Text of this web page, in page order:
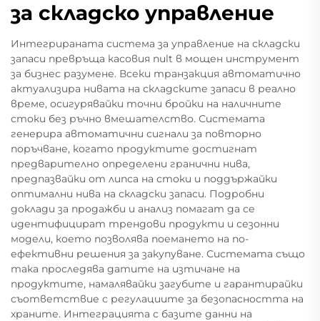
за складско управление
Интегрираната система за управление на складски
запаси превръща касовия пult в мощен инструмент
за бизнес разумене. Всеки транзакция автоматично
актуализира нивата на складските запаси в реално
време, осигурявайки точни бройки на наличните
стоки без ръчно вмешателство. Системата
генерира автоматични сигнали за повторно
поръчване, когато продуктите достигнат
предварително определени гранични нива,
предпазвайки от липса на стоки и поддържайки
оптимални нива на складски запаси. Подробни
доклади за продажби и анализ помагат да се
идентифицират трендови продукти и сезонни
модели, което позволява поемането на по-
ефективни решения за закупуване. Системата също
така проследява датите на изтичане на
продуктите, намалявайки загубите и гарантирайки
съответствие с регулациите за безопасността на
храните. Интеграцията с базите данни на